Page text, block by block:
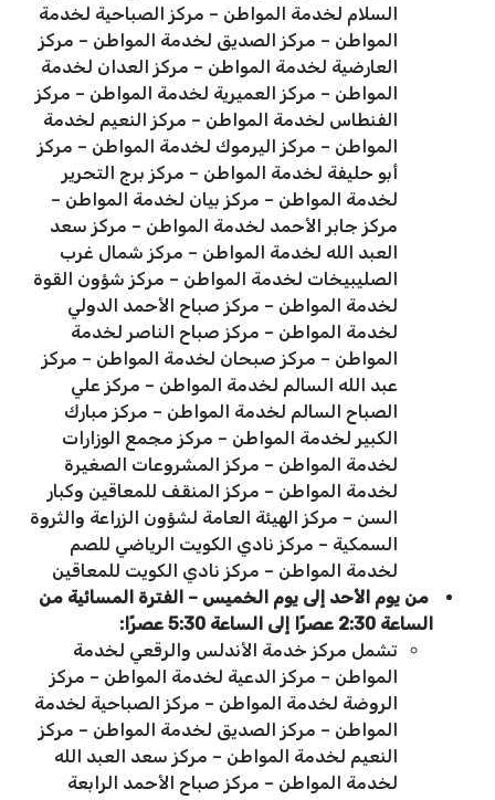
السلام لخدمة المواطن – مركز الصباحية لخدمة
المواطن – مركز الصديق لخدمة المواطن – مركز
العارضية لخدمة المواطن – مركز العدان لخدمة
المواطن – مركز العميرية لخدمة المواطن – مركز
الفنطاس لخدمة المواطن – مركز النعيم لخدمة
المواطن – مركز اليرموك لخدمة المواطن – مركز
أبو حليفة لخدمة المواطن – مركز برج التحرير
لخدمة المواطن – مركز بيان لخدمة المواطن –
مركز جابر الأحمد لخدمة المواطن – مركز سعد
العبد الله لخدمة المواطن – مركز شمال غرب
الصليبيخات لخدمة المواطن – مركز شؤون القوة
لخدمة المواطن – مركز صباح الأحمد الدولي
لخدمة المواطن – مركز صباح الناصر لخدمة
المواطن – مركز صبحان لخدمة المواطن – مركز
عبد الله السالم لخدمة المواطن – مركز علي
الصباح السالم لخدمة المواطن – مركز مبارك
الكبير لخدمة المواطن – مركز مجمع الوزارات
لخدمة المواطن – مركز المشروعات الصغيرة
لخدمة المواطن – مركز المنقف للمعاقين وكبار
السن – مركز الهيئة العامة لشؤون الزراعة والثروة
السمكية – مركز نادي الكويت الرياضي للصم
لخدمة المواطن – مركز نادي الكويت للمعاقين
من يوم الأحد إلى يوم الخميس – الفترة المسائية من
الساعة 2:30 عصرًا إلى الساعة 5:30 عصرًا:
تشمل مركز خدمة الأندلس والرقعي لخدمة
المواطن – مركز الدعية لخدمة المواطن – مركز
الروضة لخدمة المواطن – مركز الصباحية لخدمة
المواطن – مركز الصديق لخدمة المواطن – مركز
النعيم لخدمة المواطن – مركز سعد العبد الله
لخدمة المواطن – مركز صباح الأحمد الرابعة